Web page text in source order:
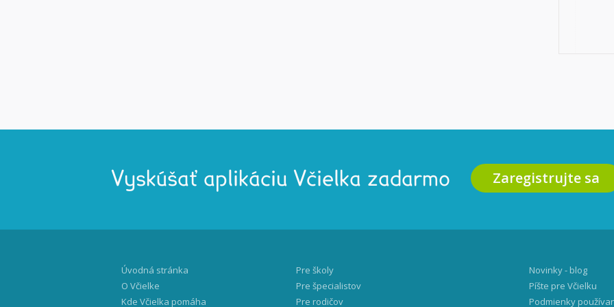
Vyskúšať aplikáciu Včielka zadarmo Zaregistrujte sa
Úvodná stránka
O Včielke
Kde Včielka pomáha
Pre školy
Pre špecialistov
Pre rodičov
Novinky - blog
Píšte pre Včielku
Podmienky